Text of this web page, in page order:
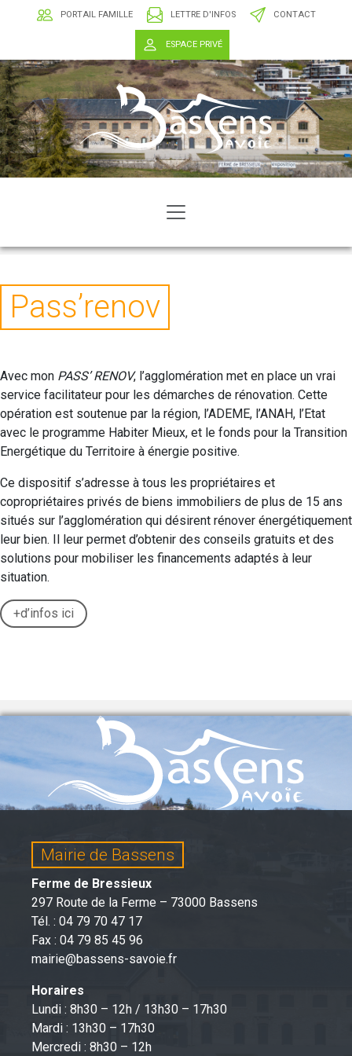
PORTAIL FAMILLE LETTRE D'INFOS CONTACT
ESPACE PRIVÉ
Pass’renov
Avec mon PASS’ RENOV, l’agglomération met en place un vrai
service facilitateur pour les démarches de rénovation. Cette
opération est soutenue par la région, l’ADEME, l’ANAH, l’Etat
avec le programme Habiter Mieux, et le fonds pour la Transition
Energétique du Territoire à énergie positive.
Ce dispositif s’adresse à tous les propriétaires et
copropriétaires privés de biens immobiliers de plus de 15 ans
situés sur l’agglomération qui désirent rénover énergétiquement
leur bien. Il leur permet d’obtenir des conseils gratuits et des
solutions pour mobiliser les financements adaptés à leur
situation.
+d’infos ici
Mairie de Bassens
Ferme de Bressieux
297 Route de la Ferme – 73000 Bassens
Tél. : 04 79 70 47 17
Fax : 04 79 85 45 96
mairie@bassens-savoie.fr
Horaires
Lundi : 8h30 – 12h / 13h30 – 17h30
Mardi : 13h30 – 17h30
Mercredi : 8h30 – 12h